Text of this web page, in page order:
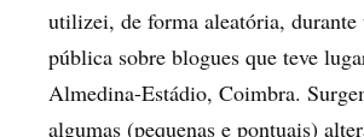
utilizei, de forma aleatória, durante
pública sobre blogues que teve
Almedina-Estádio, Coimbra.
algumas (pequenas e pontuais)